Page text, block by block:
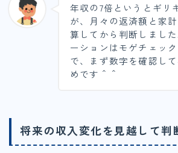
年収の7倍というとギリ
が、月々の返済額と家
算してから判断しまし
ーションはモゲチェッ
で、まず数字を確認し
めです＾＾
将来の収入変化を見越して判